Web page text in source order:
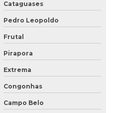
Cataguases
Pedro Leopoldo
Frutal
Pirapora
Extrema
Congonhas
Campo Belo